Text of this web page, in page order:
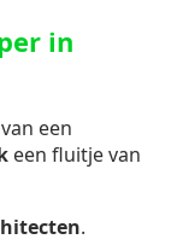
in
een
een fluitje van
.